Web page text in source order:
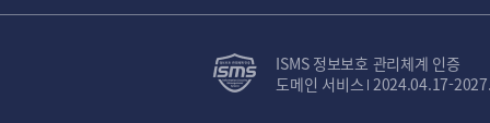
ISMS 정보보호 관리체계 인증
도메인 서비스 2024.04.17-